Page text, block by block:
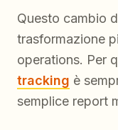
Questo cambio
trasformazione
operations. Per
tracking è
semplice report